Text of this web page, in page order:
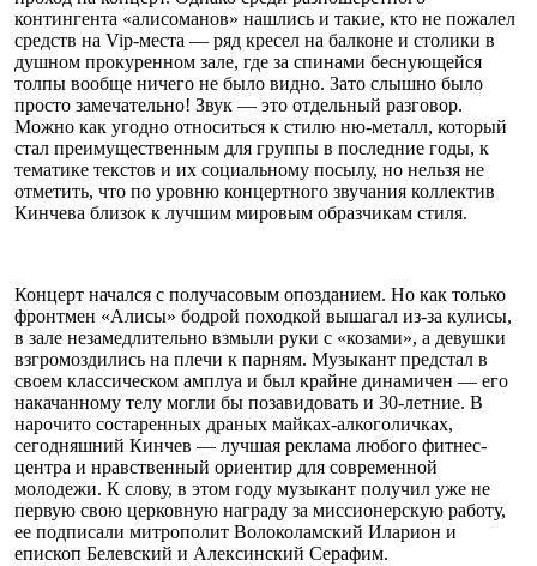
контингента «алисоманов» нашлись и такие, кто не пожалел
средств на Vip-места — ряд кресел на балконе и столики в
душном прокуренном зале, где за спинами беснующейся
толпы вообще ничего не было видно. Зато слышно было
просто замечательно! Звук — это отдельный разговор.
Можно как угодно относиться к стилю ню-металл, который
стал преимущественным для группы в последние годы, к
тематике текстов и их социальному посылу, но нельзя не
отметить, что по уровню концертного звучания коллектив
Кинчева близок к лучшим мировым образчикам стиля.
Концерт начался с получасовым опозданием. Но как только
фронтмен «Алисы» бодрой походкой вышагал из-за кулисы,
в зале незамедлительно взмыли руки с «козами», а девушки
взгромоздились на плечи к парням. Музыкант предстал в
своем классическом амплуа и был крайне динамичен — его
накачанному телу могли бы позавидовать и 30‑летние. В
нарочито состаренных драных майках-алкоголичках,
сегодняшний Кинчев — лучшая реклама любого фитнес-
центра и нравственный ориентир для современной
молодежи. К слову, в этом году музыкант получил уже не
первую свою церковную награду за миссионерскую работу,
ее подписали митрополит Волоколамский Иларион и
епископ Белевский и Алексинский Серафим.